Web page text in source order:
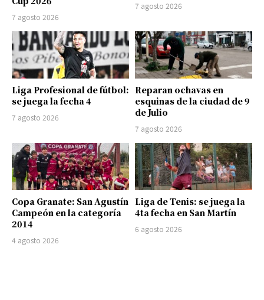
7 agosto 2026
7 agosto 2026
Liga Profesional de fútbol:
se juega la fecha 4
7 agosto 2026
Reparan ochavas en
esquinas de la ciudad de 9
de Julio
7 agosto 2026
Copa Granate: San Agustín
Campeón en la categoría
2014
4 agosto 2026
Liga de Tenis: se juega la
4ta fecha en San Martín
6 agosto 2026